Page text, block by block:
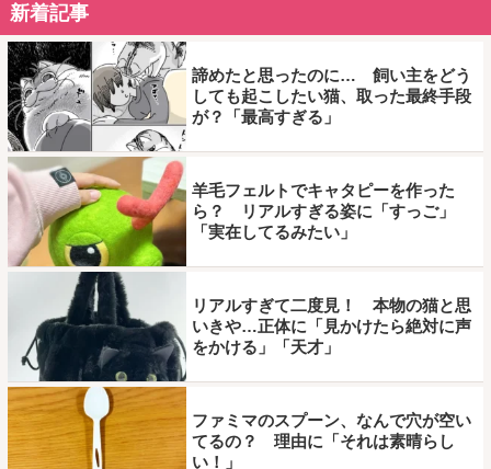
新着記事
諦めたと思ったのに… 飼い主をどう
しても起こしたい猫、取った最終手段
が？「最高すぎる」
羊毛フェルトでキャタピーを作った
ら？ リアルすぎる姿に「すっご」
「実在してるみたい」
リアルすぎて二度見！ 本物の猫と思
いきや…正体に「見かけたら絶対に声
をかける」「天才」
ファミマのスプーン、なんで穴が空い
てるの？ 理由に「それは素晴らし
い！」